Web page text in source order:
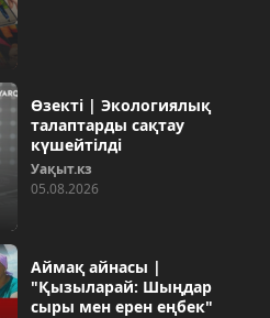
Өзекті | Экологиялық
талаптарды сақтау
күшейтілді
Уақыт.кз
05.08.2026
Аймақ айнасы |
"Қызыларай: Шыңдар
сыры мен ерен еңбек"